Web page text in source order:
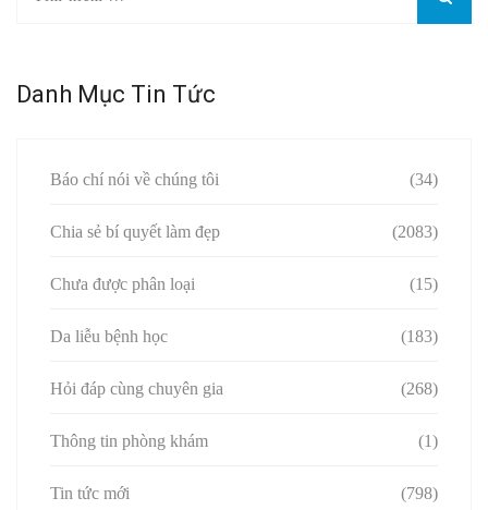
Danh Mục Tin Tức
Báo chí nói về chúng tôi (34)
Chia sẻ bí quyết làm đẹp (2083)
Chưa được phân loại (15)
Da liễu bệnh học (183)
Hỏi đáp cùng chuyên gia (268)
Thông tin phòng khám (1)
Tin tức mới (798)